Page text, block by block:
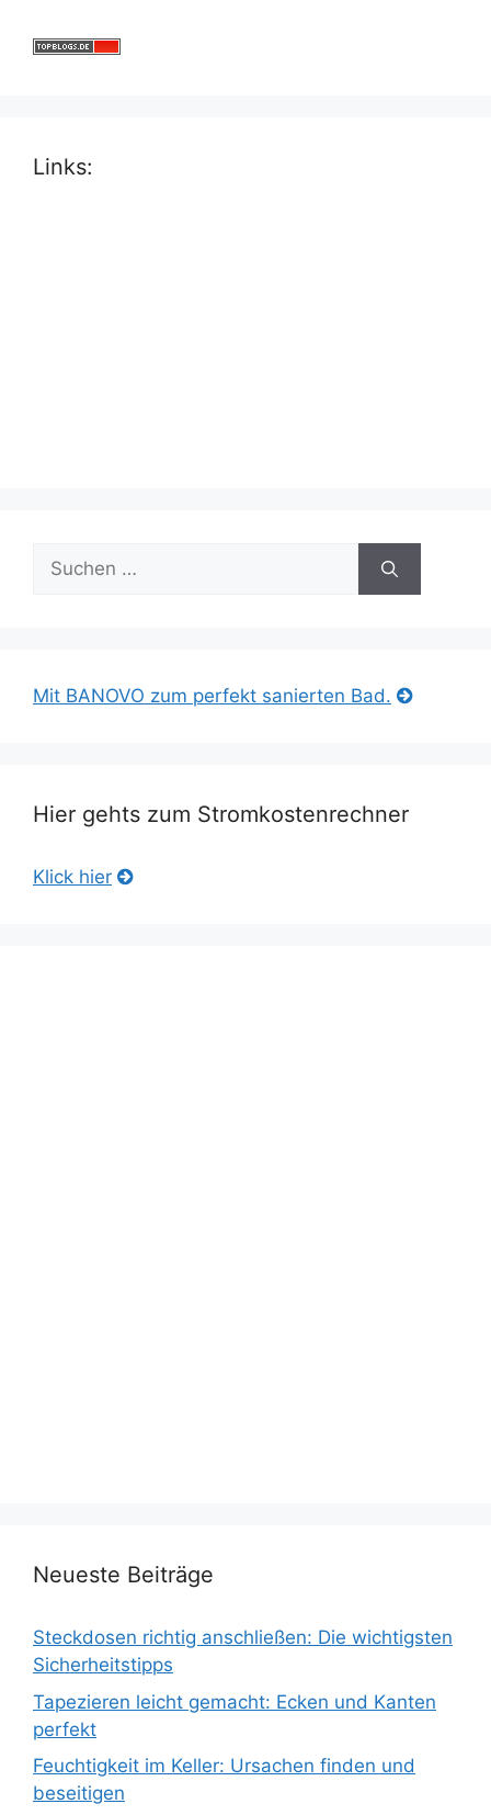
Links:
Suche
nach:
Mit BANOVO zum perfekt sanierten Bad.
Hier gehts zum Stromkostenrechner
Klick hier
Neueste Beiträge
Steckdosen richtig anschließen: Die wichtigsten
Sicherheitstipps
Tapezieren leicht gemacht: Ecken und Kanten
perfekt
Feuchtigkeit im Keller: Ursachen finden und
beseitigen